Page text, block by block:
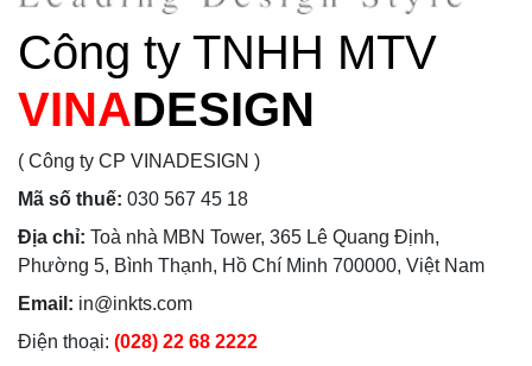
Công ty TNHH MTV
VINADESIGN
( Công ty CP VINADESIGN )
Mã số thuế: 030 567 45 18
Địa chỉ: Toà nhà MBN Tower, 365 Lê Quang Định,
Phường 5, Bình Thạnh, Hồ Chí Minh 700000, Việt Nam
Email: in@inkts.com
Điện thoại: (028) 22 68 2222